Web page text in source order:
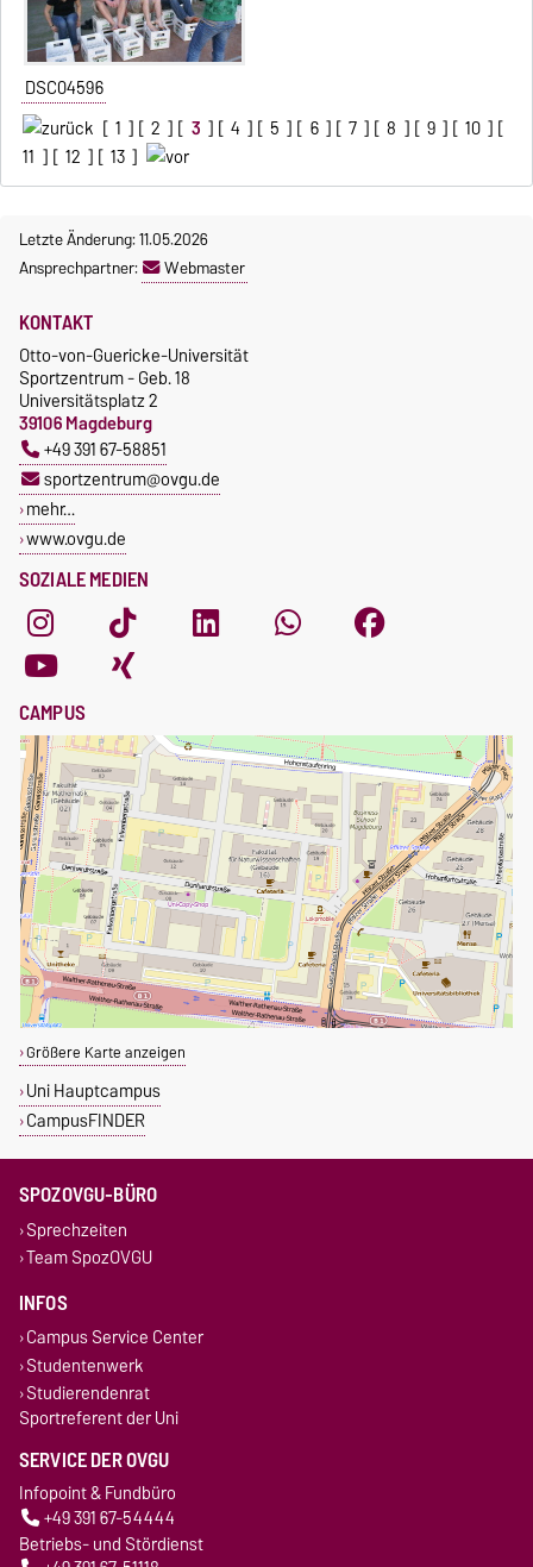
DSC04596
[ 1 ] [ 2 ] [ 3 ] [ 4 ] [ 5 ] [ 6 ] [ 7 ] [ 8 ] [ 9 ] [ 10 ] [
11 ] [ 12 ] [ 13 ]
Letzte Änderung: 11.05.2026
Ansprechpartner:
Webmaster
SOZIALE MEDIEN
KONTAKT
Otto-von-Guericke-Universität
Sportzentrum - Geb. 18
Universitätsplatz 2
39106 Magdeburg
+49 391 67-58851
sportzentrum@ovgu.de
mehr…
www.ovgu.de
CAMPUS
Größere Karte anzeigen
Uni Hauptcampus
CampusFINDER
SPOZOVGU-BÜRO
Sprechzeiten
Team SpozOVGU
INFOS
Campus Service Center
Studentenwerk
Studierendenrat
Sportreferent der Uni
SERVICE DER OVGU
Infopoint & Fundbüro
+49 391 67-54444
Betriebs- und Stördienst